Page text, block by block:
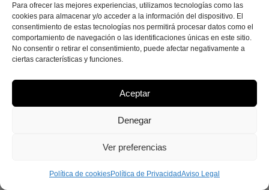
Para ofrecer las mejores experiencias, utilizamos tecnologías como las
cookies para almacenar y/o acceder a la información del dispositivo. El
consentimiento de estas tecnologías nos permitirá procesar datos como el
comportamiento de navegación o las identificaciones únicas en este sitio.
No consentir o retirar el consentimiento, puede afectar negativamente a
ciertas características y funciones.
Aceptar
Denegar
Ver preferencias
Política de cookiesPolítica de PrivacidadAviso Legal
Laila Victoria © copyright 2025